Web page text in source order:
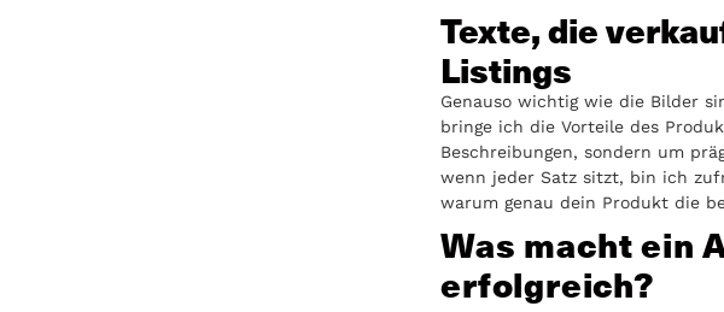
Texte, die
Listings
Genauso wichtig wie die Bilder
bringe ich die Vorteile des
Beschreibungen, sondern um
wenn jeder Satz sitzt, bin ich
warum genau dein Produkt die
Was macht ein
erfolgreich?